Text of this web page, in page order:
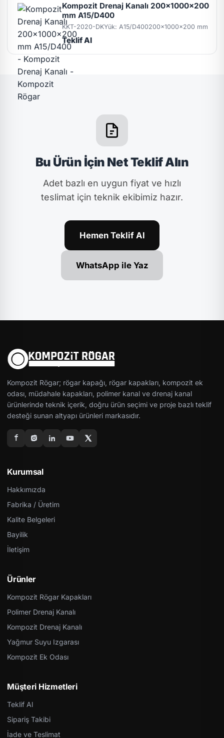
Kompozit Drenaj Kanalı 200x1000x200
mm A15/D400
KKT-2020-DKYük: A15/D400200x1000x200 mm
Teklif Al
Bu Ürün İçin Net Teklif Alın
Adet bazlı en uygun fiyat ve hızlı
teslimat için teknik ekibimiz hazır.
Hemen Teklif Al
WhatsApp ile Yaz
Kompozit Rögar; rögar kapağı, rögar kapakları, kompozit ek
odası, müdahale kapakları, polimer kanal ve drenaj kanal
ürünlerinde teknik içerik, doğru ürün seçimi ve proje bazlı teklif
desteği sunan altyapı ürünleri markasıdır.
Kurumsal
Hakkımızda
Fabrika / Üretim
Kalite Belgeleri
Bayilik
İletişim
Ürünler
Kompozit Rögar Kapakları
Polimer Drenaj Kanalı
Kompozit Drenaj Kanalı
Yağmur Suyu Izgarası
Kompozit Ek Odası
Müşteri Hizmetleri
Teklif Al
Sipariş Takibi
İade ve Teslimat